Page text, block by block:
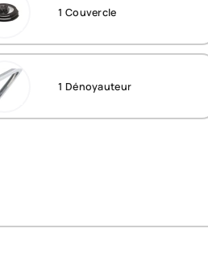
1 Couvercle
1 Dénoyauteur